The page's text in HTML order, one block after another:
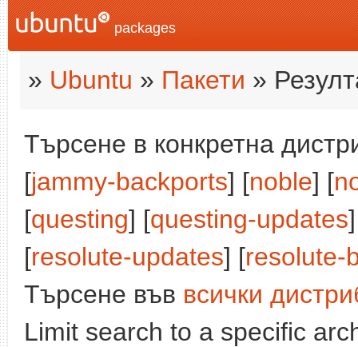
packages
» Ubuntu » Пакети »
Търсене в конкретна
[jammy-backports] [noble] [
[questing] [questing-updates
[resolute-updates] [resolute-
Търсене във всички
Limit search to a specific